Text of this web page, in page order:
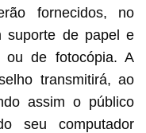
fornecidos, no
suporte de papel e
ou de fotocópia. A
transmitirá, ao
assim o público
seu computador